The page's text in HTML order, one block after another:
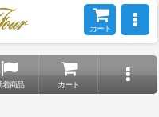
カート
着商品 カート